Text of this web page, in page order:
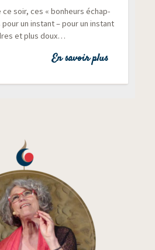
ce soir, ces « bon­heurs échap­
un ins­tant – pour un ins­tant
et plus doux…
En savoir plus